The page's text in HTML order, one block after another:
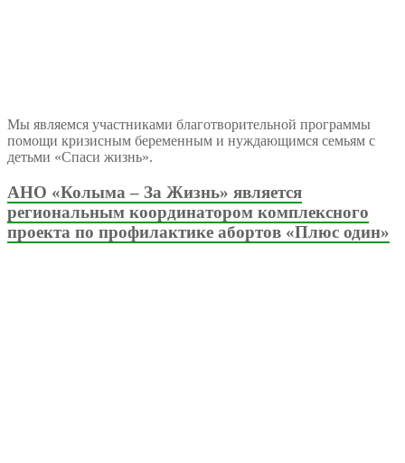
Мы являемся участниками благотворительной программы
помощи кризисным беременным и нуждающимся семьям с
детьми «Спаси жизнь».
АНО «Колыма – За Жизнь» является
региональным координатором комплексного
проекта по профилактике абортов «Плюс один»